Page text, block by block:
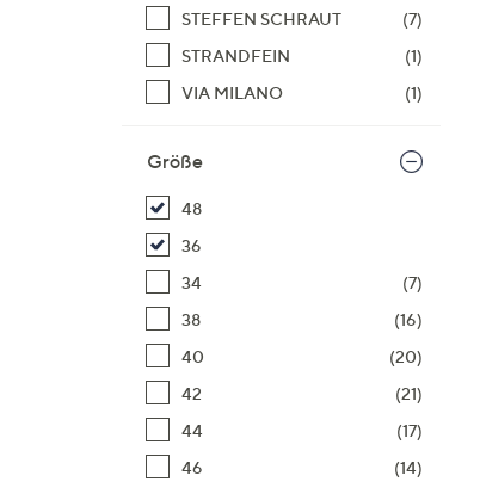
STEFFEN SCHRAUT
(7)
STRANDFEIN
(1)
VIA MILANO
(1)
Größe
48
36
34
(7)
38
(16)
40
(20)
42
(21)
44
(17)
46
(14)